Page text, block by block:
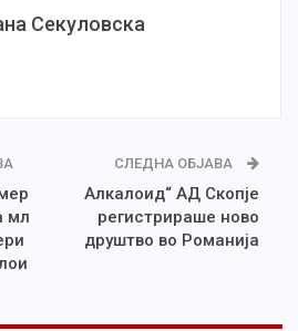
Секуловска
мл
СЛЕДНА ОБЈАВА
Алкалоид“ АД Скопје
регистрираше ново
друштво во Романија